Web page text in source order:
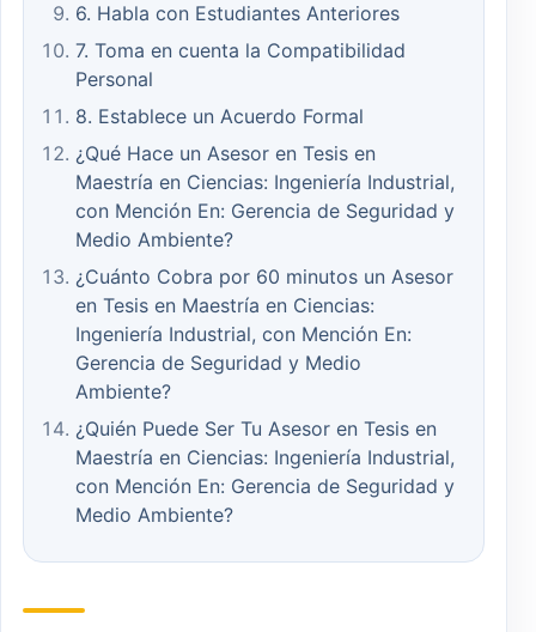
6. Habla con Estudiantes Anteriores
7. Toma en cuenta la Compatibilidad
Personal
8. Establece un Acuerdo Formal
¿Qué Hace un Asesor en Tesis en
Maestría en Ciencias: Ingeniería Industrial,
con Mención En: Gerencia de Seguridad y
Medio Ambiente?
¿Cuánto Cobra por 60 minutos un Asesor
en Tesis en Maestría en Ciencias:
Ingeniería Industrial, con Mención En:
Gerencia de Seguridad y Medio
Ambiente?
¿Quién Puede Ser Tu Asesor en Tesis en
Maestría en Ciencias: Ingeniería Industrial,
con Mención En: Gerencia de Seguridad y
Medio Ambiente?